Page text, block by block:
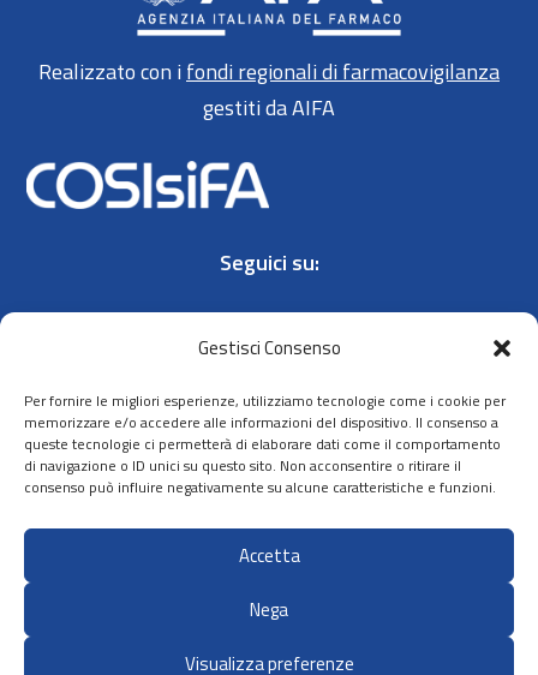
Gestisci Consenso
Per fornire le migliori esperienze, utilizziamo tecnologie come i cookie per
memorizzare e/o accedere alle informazioni del dispositivo. Il consenso a
queste tecnologie ci permetterà di elaborare dati come il comportamento
di navigazione o ID unici su questo sito. Non acconsentire o ritirare il
consenso può influire negativamente su alcune caratteristiche e funzioni.
Accetta
Nega
Visualizza preferenze
Realizzato con ifondi regionali di farmacovigilanza
gestiti da AIFA
Seguici su:
Contatti
Privacy policy
Cookie policy